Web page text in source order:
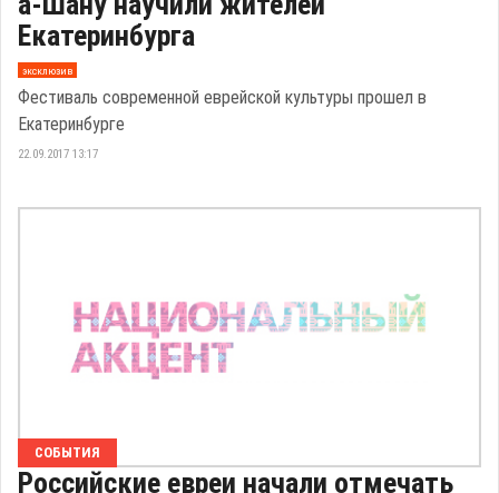
Екатеринбурга
эксклюзив
Фестиваль современной еврейской культуры прошел в
Екатеринбурге
22.09.2017 13:17
СОБЫТИЯ
Российские евреи начали отмечать